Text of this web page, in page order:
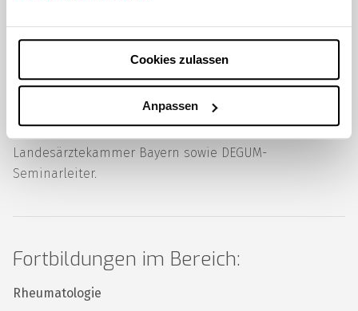
Cookies zulassen
Anpassen
seiner wissenschaftlichen Aktivitäten liegen dabei auf
chronisch-entzündlichen Darmerkrankungen und dem
Purinstoffwechsel. Professor Gross ist darüber hinaus
Mitglied im Vorstand der Kommission Sonographie der
Landesärztekammer Bayern sowie DEGUM-
Seminarleiter.
Fortbildungen im Bereich:
Rheumatologie